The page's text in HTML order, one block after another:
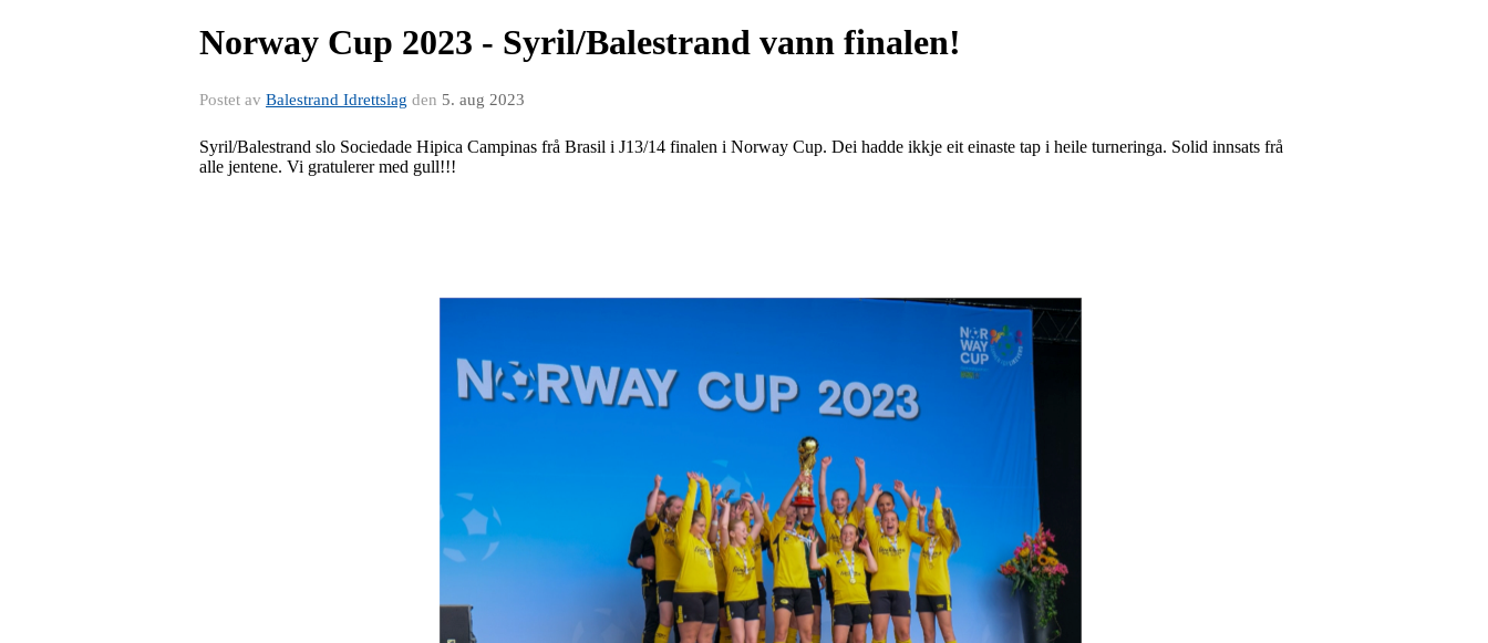
Norway Cup 2023 - Syril/Balestrand vann finalen!
Postet av Balestrand Idrettslag den 5. aug 2023
Syril/Balestrand slo Sociedade Hipica Campinas frå Brasil i J13/14 finalen i Norway Cup. Dei hadde ikkje eit einaste tap i heile turneringa. Solid innsats frå
alle jentene. Vi gratulerer med gull!!!